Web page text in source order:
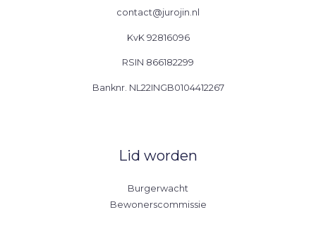
contact@jurojin.nl
KvK 92816096
RSIN 866182299
Banknr. NL22INGB0104412267
Lid worden
Burgerwacht
Bewonerscommissie